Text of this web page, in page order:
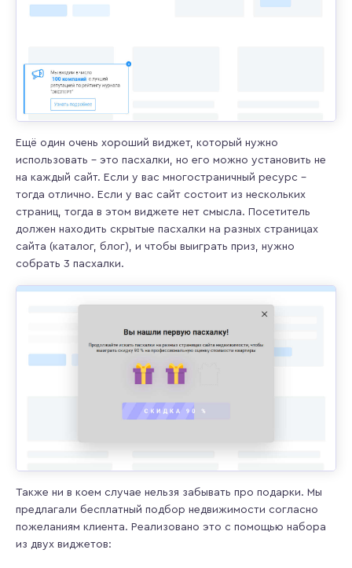
Ещё один очень хороший виджет, который нужно
использовать – это пасхалки, но его можно установить не
на каждый сайт. Если у вас многостраничный ресурс –
тогда отлично. Если у вас сайт состоит из нескольких
страниц, тогда в этом виджете нет смысла. Посетитель
должен находить скрытые пасхалки на разных страницах
сайта (каталог, блог), и чтобы выиграть приз, нужно
собрать 3 пасхалки.
Также ни в коем случае нельзя забывать про подарки. Мы
предлагали бесплатный подбор недвижимости согласно
пожеланиям клиента. Реализовано это с помощью набора
из двух виджетов: